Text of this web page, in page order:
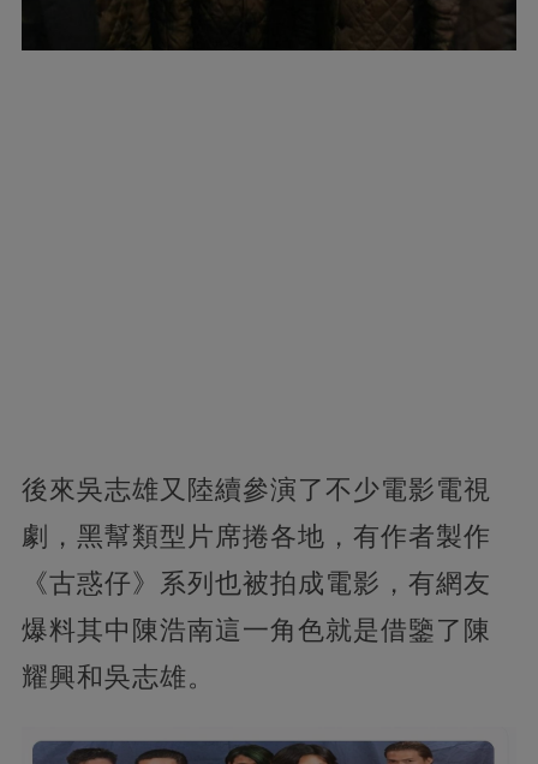
後來吳志雄又陸續參演了不少電影電視
劇，黑幫類型片席捲各地，有作者製作
《古惑仔》系列也被拍成電影，有網友
爆料其中陳浩南這一角色就是借鑒了陳
耀興和吳志雄。